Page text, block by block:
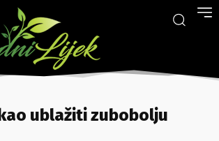
kao ublažiti zubobolju